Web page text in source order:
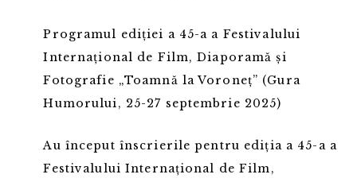
Programul ediției a 45-a a Festivalului
Internațional de Film, Diaporamă și
Fotografie „Toamnă la Voroneț” (Gura
Humorului, 25-27 septembrie 2025)
Au început înscrierile pentru ediția a 45-a a
Festivalului Internațional de Film,